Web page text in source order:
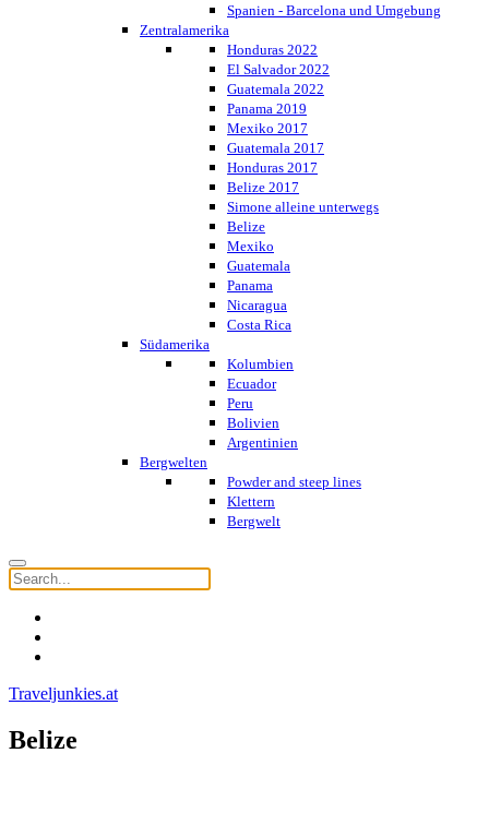
Spanien - Barcelona und Umgebung
Zentralamerika
Honduras 2022
El Salvador 2022
Guatemala 2022
Panama 2019
Mexiko 2017
Guatemala 2017
Honduras 2017
Belize 2017
Simone alleine unterwegs
Belize
Mexiko
Guatemala
Panama
Nicaragua
Costa Rica
Südamerika
Kolumbien
Ecuador
Peru
Bolivien
Argentinien
Bergwelten
Powder and steep lines
Klettern
Bergwelt
Traveljunkies.at
Belize